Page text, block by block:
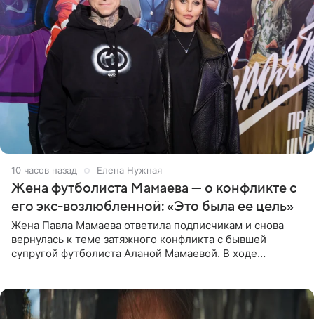
10 часов назад Елена Нужная
Жена футболиста Мамаева — о конфликте с
его экс-возлюбленной: «Это была ее цель»
Жена Павла Мамаева ответила подписчикам и снова
вернулась к теме затяжного конфликта с бывшей
супругой футболиста Аланой Мамаевой. В ходе